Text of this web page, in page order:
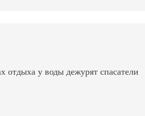
отдыха у воды дежурят спасатели